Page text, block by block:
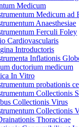
Medicum
Medicum ad
Anaesthesiae
Ferculi Foley
Cardiovascularis
Introductoris
Inflationis
ductorium medicum
In Vitro
probationis
Collectionis
Collectionis Virus
Collectionis
Thoracicae